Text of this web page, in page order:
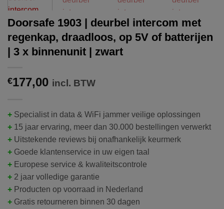
Doorsafe 1903 | deurbel intercom met
regenkap, draadloos, op 5V of batterijen
| 3 x binnenunit | zwart
€177,00 incl. BTW
+ Specialist in data & WiFi jammer veilige oplossingen
+ 15 jaar ervaring, meer dan 30.000 bestellingen verwerkt
+ Uitstekende reviews bij onafhankelijk keurmerk
+ Goede klantenservice in uw eigen taal
+ Europese service & kwaliteitscontrole
+ 2 jaar volledige garantie
+ Producten op voorraad in Nederland
+ Gratis retourneren binnen 30 dagen